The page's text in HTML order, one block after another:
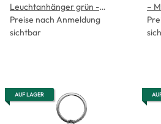
Leuchtanhänger grün -
Kollektion 2026-
Preise nach Anmeldung
sichtbar
–
AUF LAGER